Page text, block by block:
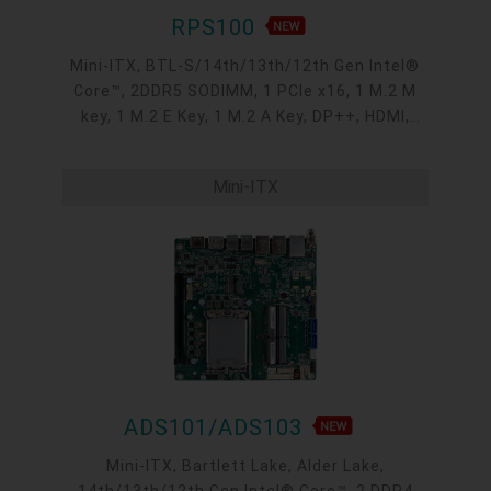
RPS100
Mini-ITX, BTL-S/14th/13th/12th Gen Intel®
Core™, 2DDR5 SODIMM, 1 PCIe x16, 1 M.2 M
key, 1 M.2 E Key, 1 M.2 A Key, DP++, HDMI,
ADS101/ADS103
Mini-ITX, Bartlett Lake, Alder Lake,